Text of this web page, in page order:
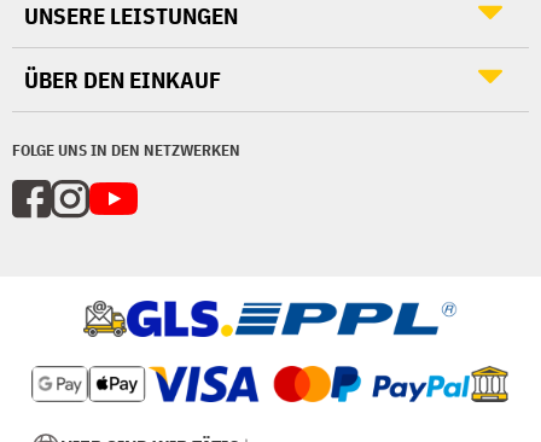
FOLGE UNS IN DEN NETZWERKEN
UNSERE LEISTUNGEN
ÜBER DEN EINKAUF